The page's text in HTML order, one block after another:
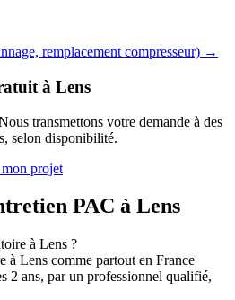
remplacement compresseur) →
à Lens
transmettons votre demande à des
selon disponibilité.
projet
PAC à Lens
à Lens ?
à Lens comme partout en France
2 ans, par un professionnel qualifié,